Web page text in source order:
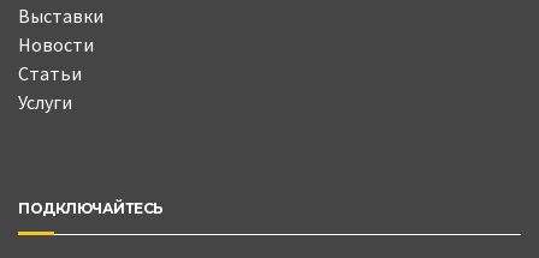
Выставки
Новости
Статьи
Услуги
ПОДКЛЮЧАЙТЕСЬ